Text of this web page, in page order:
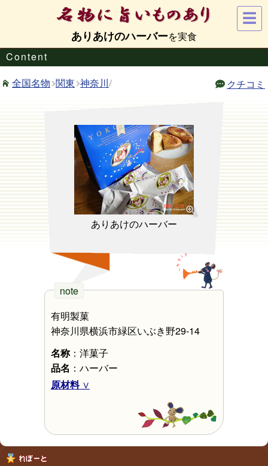
ありあけのハーバー
Content
全国名物 関東 神奈川/ クチコミ
ありあけのハーバー
有明製菓
神奈川県横浜市緑区いぶき野29-14
名称：洋菓子
品名 ：ハーバー
原材料
☰